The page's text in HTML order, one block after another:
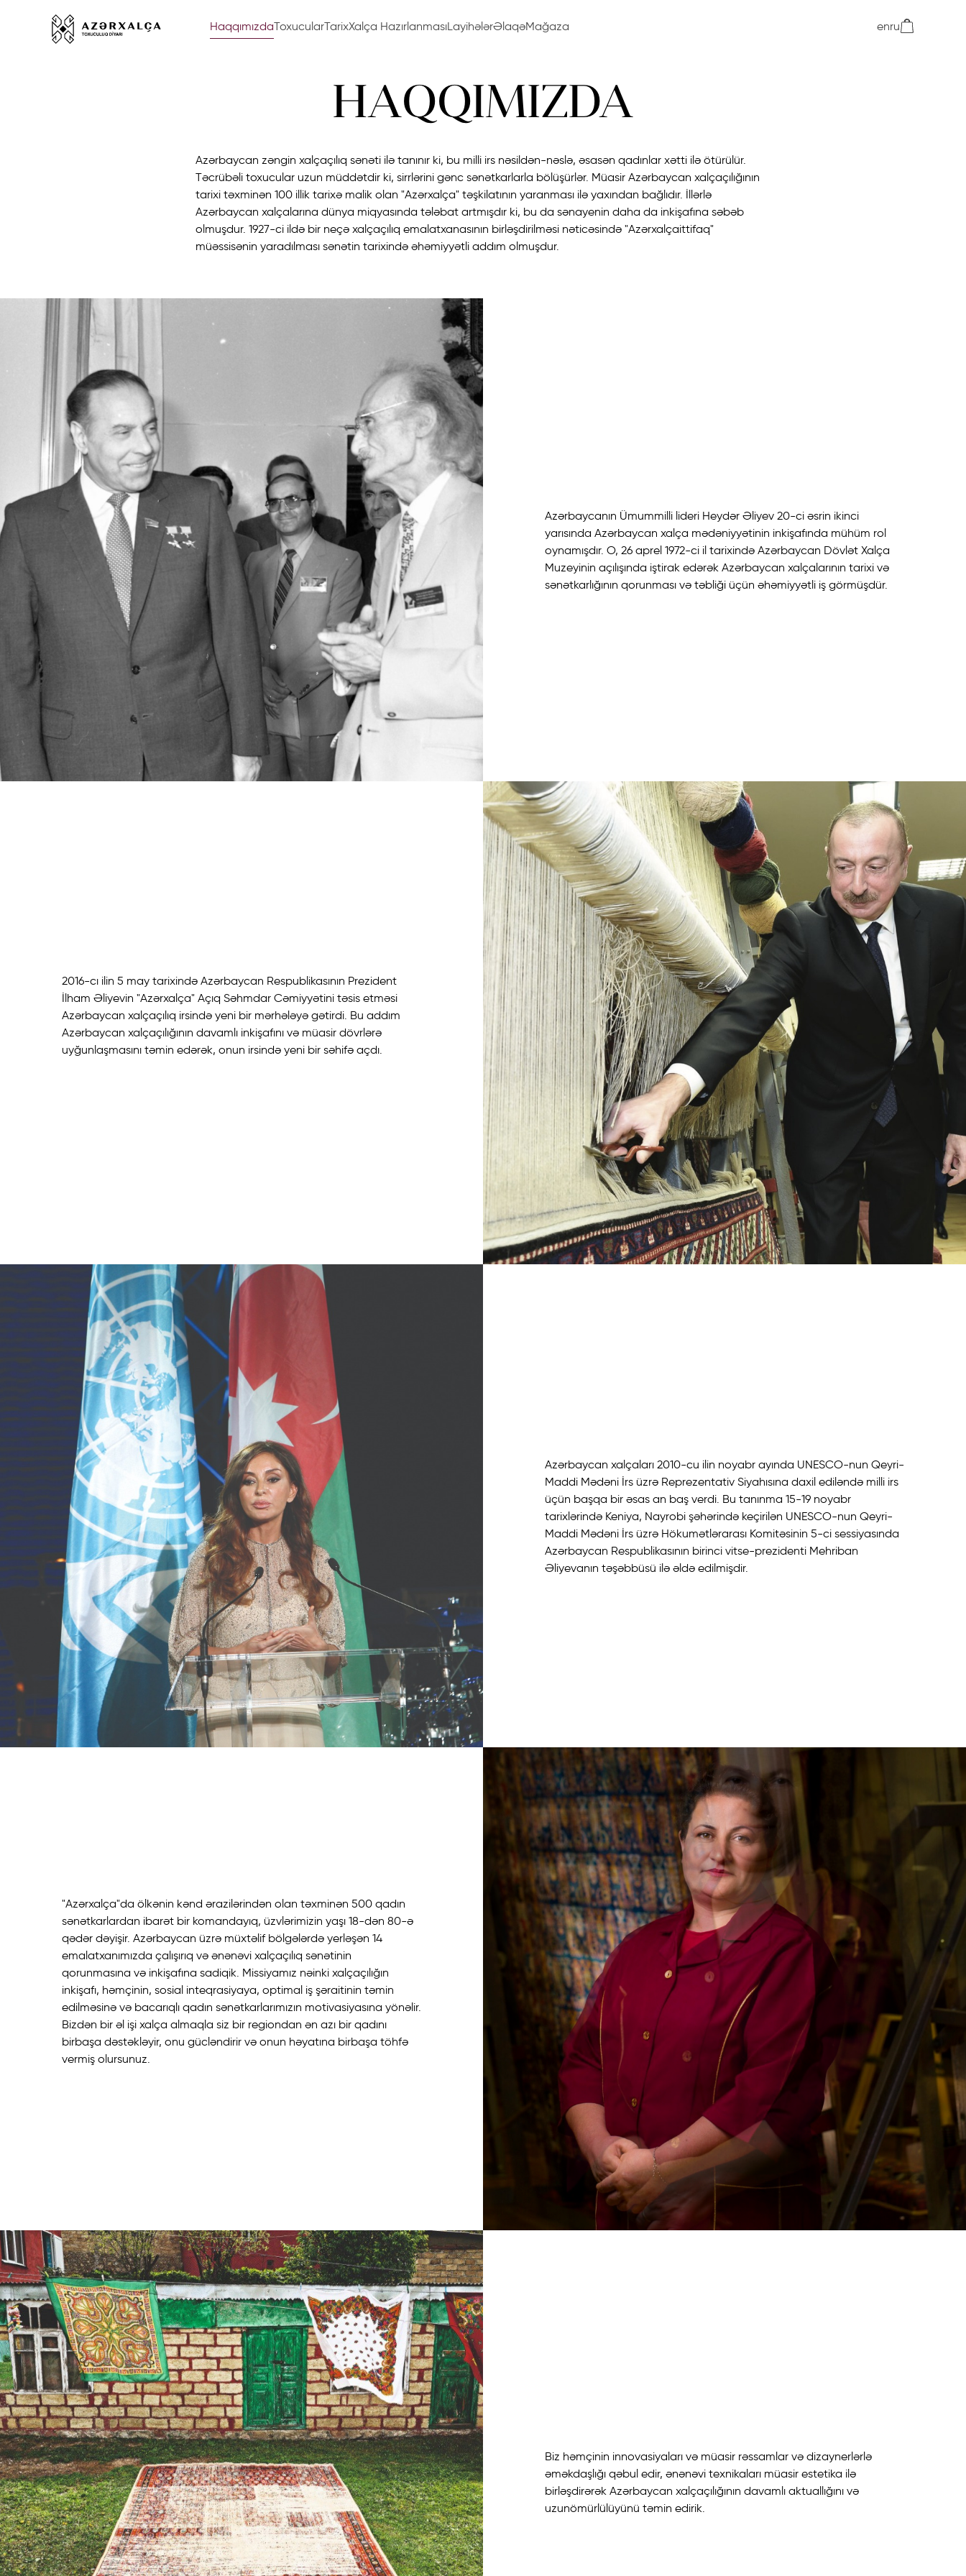
HaqqımızdaToxucularTarixXalça HazırlanmasıLayihələrƏlaqəMağaza enru
HAQQIMIZDA
Azərbaycan zəngin xalçaçılıq sənəti ilə tanınır ki, bu milli irs nəsildən-nəslə, əsasən qadınlar xətti ilə ötürülür.
Təcrübəli toxucular uzun müddətdir ki, sirrlərini gənc sənətkarlarla bölüşürlər. Müasir Azərbaycan xalçaçılığının
tarixi təxminən 100 illik tarixə malik olan "Azərxalça" təşkilatının yaranması ilə yaxından bağlıdır. İllərlə
Azərbaycan xalçalarına dünya miqyasında tələbat artmışdır ki, bu da sənayenin daha da inkişafına səbəb
olmuşdur. 1927-ci ildə bir neçə xalçaçılıq emalatxanasının birləşdirilməsi nəticəsində "Azərxalçaittifaq"
müəssisənin yaradılması sənətin tarixində əhəmiyyətli addım olmuşdur.
Azərbaycanın Ümummilli lideri Heydər Əliyev 20-ci əsrin ikinci
yarısında Azərbaycan xalça mədəniyyətinin inkişafında mühüm rol
oynamışdır. O, 26 aprel 1972-ci il tarixində Azərbaycan Dövlət Xalça
Muzeyinin açılışında iştirak edərək Azərbaycan xalçalarının tarixi və
sənətkarlığının qorunması və təbliği üçün əhəmiyyətli iş görmüşdür.
2016-cı ilin 5 may tarixində Azərbaycan Respublikasının Prezident
İlham Əliyevin "Azərxalça" Açıq Səhmdar Cəmiyyətini təsis etməsi
Azərbaycan xalçaçılıq irsində yeni bir mərhələyə gətirdi. Bu addım
Azərbaycan xalçaçılığının davamlı inkişafını və müasir dövrlərə
uyğunlaşmasını təmin edərək, onun irsində yeni bir səhifə açdı.
Azərbaycan xalçaları 2010-cu ilin noyabr ayında UNESCO-nun Qeyri-
Maddi Mədəni İrs üzrə Reprezentativ Siyahısına daxil ediləndə milli irs
üçün başqa bir əsas an baş verdi. Bu tanınma 15-19 noyabr
tarixlərində Keniya, Nayrobi şəhərində keçirilən UNESCO-nun Qeyri-
Maddi Mədəni İrs üzrə Hökumətlərarası Komitəsinin 5-ci sessiyasında
Azərbaycan Respublikasının birinci vitse-prezidenti Mehriban
Əliyevanın təşəbbüsü ilə əldə edilmişdir.
"Azərxalça"da ölkənin kənd ərazilərindən olan təxminən 500 qadın
sənətkarlardan ibarət bir komandayıq, üzvlərimizin yaşı 18-dən 80-ə
qədər dəyişir. Azərbaycan üzrə müxtəlif bölgələrdə yerləşən 14
emalatxanımızda çalışırıq və ənənəvi xalçaçılıq sənətinin
qorunmasına və inkişafına sadiqik. Missiyamız nəinki xalçaçılığın
inkişafı, həmçinin, sosial inteqrasiyaya, optimal iş şəraitinin təmin
edilməsinə və bacarıqlı qadın sənətkarlarımızın motivasiyasına yönəlir.
Bizdən bir əl işi xalça almaqla siz bir regiondan ən azı bir qadını
birbaşa dəstəkləyir, onu gücləndirir və onun həyatına birbaşa töhfə
vermiş olursunuz.
Biz həmçinin innovasiyaları və müasir rəssamlar və dizaynerlərlə
əməkdaşlığı qəbul edir, ənənəvi texnikaları müasir estetika ilə
birləşdirərək Azərbaycan xalçaçılığının davamlı aktuallığını və
uzunömürlülüyünü təmin edirik.
İcmamıza Qoşulun!
Azerxalça ilə xalça toxumağın maraqlı dünyasını kəşf edin – ən son yeniliklər və
həyəcanverici layihələr haqqında məlumatlar üçün bizimlə əlaqə saxlayın, irs və